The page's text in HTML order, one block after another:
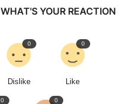
WHAT'S YOUR REACTION?
Like
0
Dislike
0
0
0